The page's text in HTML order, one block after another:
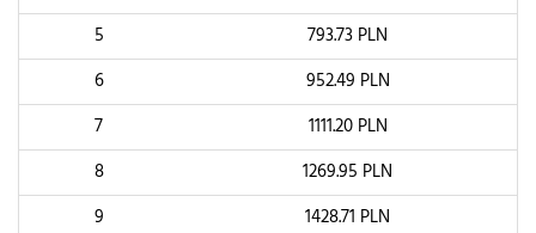
5
793.73 PLN
6
952.49 PLN
7
1111.20PLN
8
1269.95 PLN
9
1428.71 PLN